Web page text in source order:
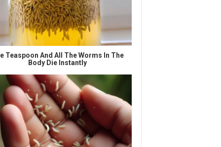
Teaspoon And All The Worms In The
Body Die Instantly